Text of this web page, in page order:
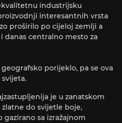
industrijsku
interesantnih vrsta
proširilo po cijeloj zemlji a
danas centralno mesto za
porijeklo, pa se ova
je u zanatskom
do svijetle boje,
sa izražajnom